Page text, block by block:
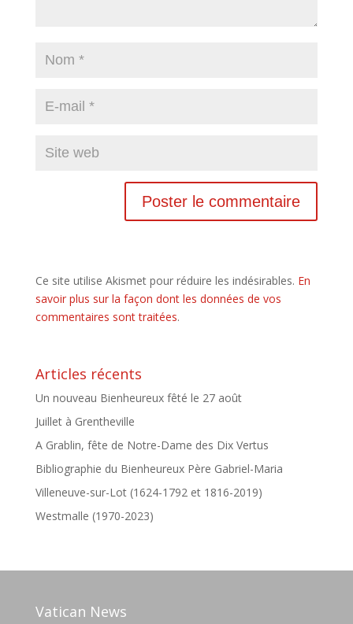
Ce site utilise Akismet pour réduire les indésirables. En
savoir plus sur la façon dont les données de vos
commentaires sont traitées.
Articles récents
Un nouveau Bienheureux fêté le 27 août
Juillet à Grentheville
A Grablin, fête de Notre-Dame des Dix Vertus
Bibliographie du Bienheureux Père Gabriel-Maria
Villeneuve-sur-Lot (1624-1792 et 1816-2019)
Westmalle (1970-2023)
Vatican News